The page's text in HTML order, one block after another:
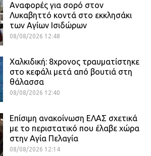
Αναφορές για σορό στον
Λυκαβηττό κοντά στο εκκλησάκι
των Αγίων Ισιδώρων
08/08/2026 12:48
Χαλκιδική: 8χρονος τραυματίστηκε
στο κεφάλι μετά από βουτιά στη
θάλασσα
08/08/2026 12:40
Επίσιμη ανακοίνωση ΕΛΑΣ σχετικά
με το περιστατικό που έλαβε χώρα
στην Αγία Πελαγία
08/08/2026 12:14